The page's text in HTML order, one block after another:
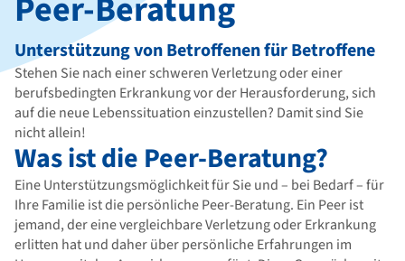
Peer-Beratung
Unterstützung von Betroffenen für Betroffene
Stehen Sie nach einer schweren Verletzung oder einer
berufsbedingten Erkrankung vor der Herausforderung, sich
auf die neue Lebenssituation einzustellen? Damit sind Sie
nicht allein!
Was ist die Peer-Beratung?
Eine Unterstützungsmöglichkeit für Sie und – bei Bedarf – für
Ihre Familie ist die persönliche Peer-Beratung. Ein Peer ist
jemand, der eine vergleichbare Verletzung oder Erkrankung
erlitten hat und daher über persönliche Erfahrungen im